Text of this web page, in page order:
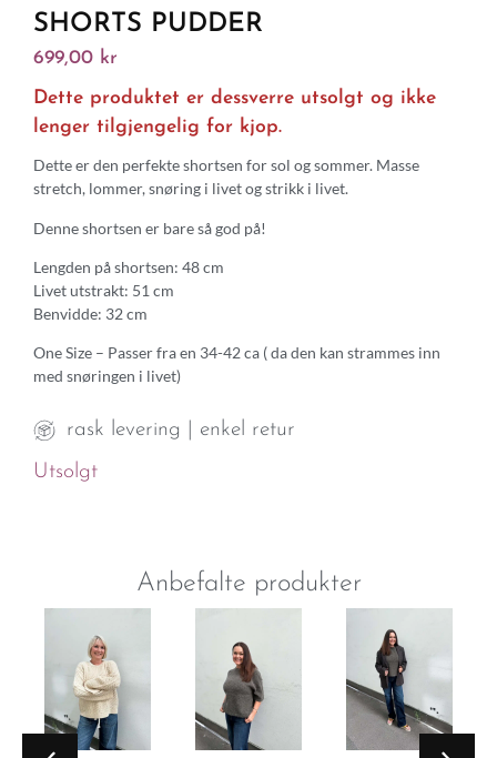
SHORTS PUDDER
699,00 kr
Dette produktet er dessverre utsolgt og ikke
lenger tilgjengelig for kjop.
Dette er den perfekte shortsen for sol og sommer. Masse
stretch, lommer, snøring i livet og strikk i livet.
Denne shortsen er bare så god på!
Lengden på shortsen: 48 cm
Livet utstrakt: 51 cm
Benvidde: 32 cm
One Size – Passer fra en 34-42 ca ( da den kan strammes inn
med snøringen i livet)
rask levering | enkel retur
Utsolgt
Anbefalte produkter